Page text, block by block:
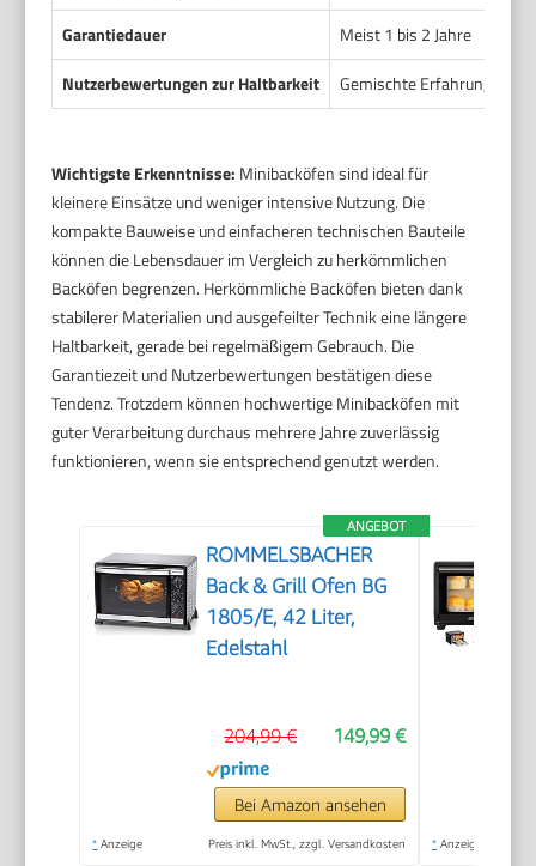
Garantiedauer
Meist 1 bis 2 Jahre
Nutzerbewertungen zur Haltbarkeit
Gemischte Erfahrungen,
Wichtigste Erkenntnisse: Minibacköfen sind ideal für
kleinere Einsätze und weniger intensive Nutzung. Die
kompakte Bauweise und einfacheren technischen Bauteile
können die Lebensdauer im Vergleich zu herkömmlichen
Backöfen begrenzen. Herkömmliche Backöfen bieten dank
stabilerer Materialien und ausgefeilter Technik eine längere
Haltbarkeit, gerade bei regelmäßigem Gebrauch. Die
Garantiezeit und Nutzerbewertungen bestätigen diese
Tendenz. Trotzdem können hochwertige Minibacköfen mit
guter Verarbeitung durchaus mehrere Jahre zuverlässig
funktionieren, wenn sie entsprechend genutzt werden.
ANGEBOT
ROMMELSBACHER
Back & Grill Ofen BG
1805/E, 42 Liter,
Edelstahl
149,99 €
204,99 €
Bei Amazon ansehen
* Anzeige Preis inkl. MwSt., zzgl. Versandkosten * Anzeige